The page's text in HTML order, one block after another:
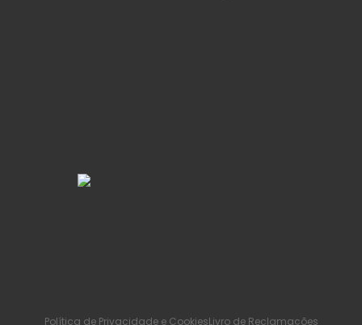
Política de Privacidade e CookiesLivro de Reclamações